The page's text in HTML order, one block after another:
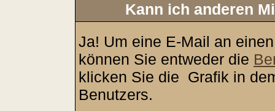
Kann ich anderen
Ja! Um eine E-Mail an
können Sie entweder die
klicken Sie die Grafik in
Benutzers.